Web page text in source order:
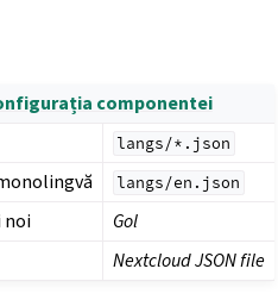
componentei
langs/*.json
langs/en.json
noi
Gol
Nextcloud JSON file